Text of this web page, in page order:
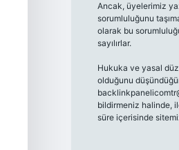
Ancak, üyelerimiz
sorumluluğunu
olarak bu
sayılırlar.
Hukuka ve yasal
olduğunu
bildirmeniz halinde,
süre içerisinde